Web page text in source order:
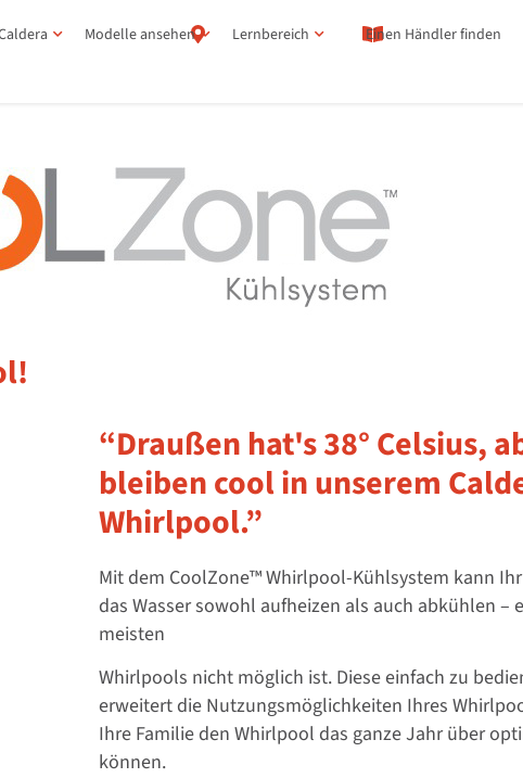
Modelle ansehen Lernbereich Einen Händler finden
“Draußen hat's 38° Celsius,
bleiben cool in unserem
Whirlpool.”
Mit dem CoolZone™ Whirlpool-Kühlsystem kann Ihr
das Wasser sowohl aufheizen als auch abkühlen –
meisten
Whirlpools nicht möglich ist. Diese einfach zu
erweitert die Nutzungsmöglichkeiten Ihres
Ihre Familie den Whirlpool das ganze Jahr über
können.